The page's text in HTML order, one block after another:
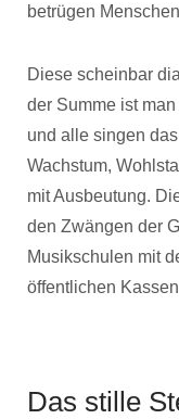
betrügen
Diese scheinbar
der Summe ist
und alle singen
Wachstum,
mit Ausbeutung.
den Zwängen der
Musikschulen mit
öffentlichen
Das stille